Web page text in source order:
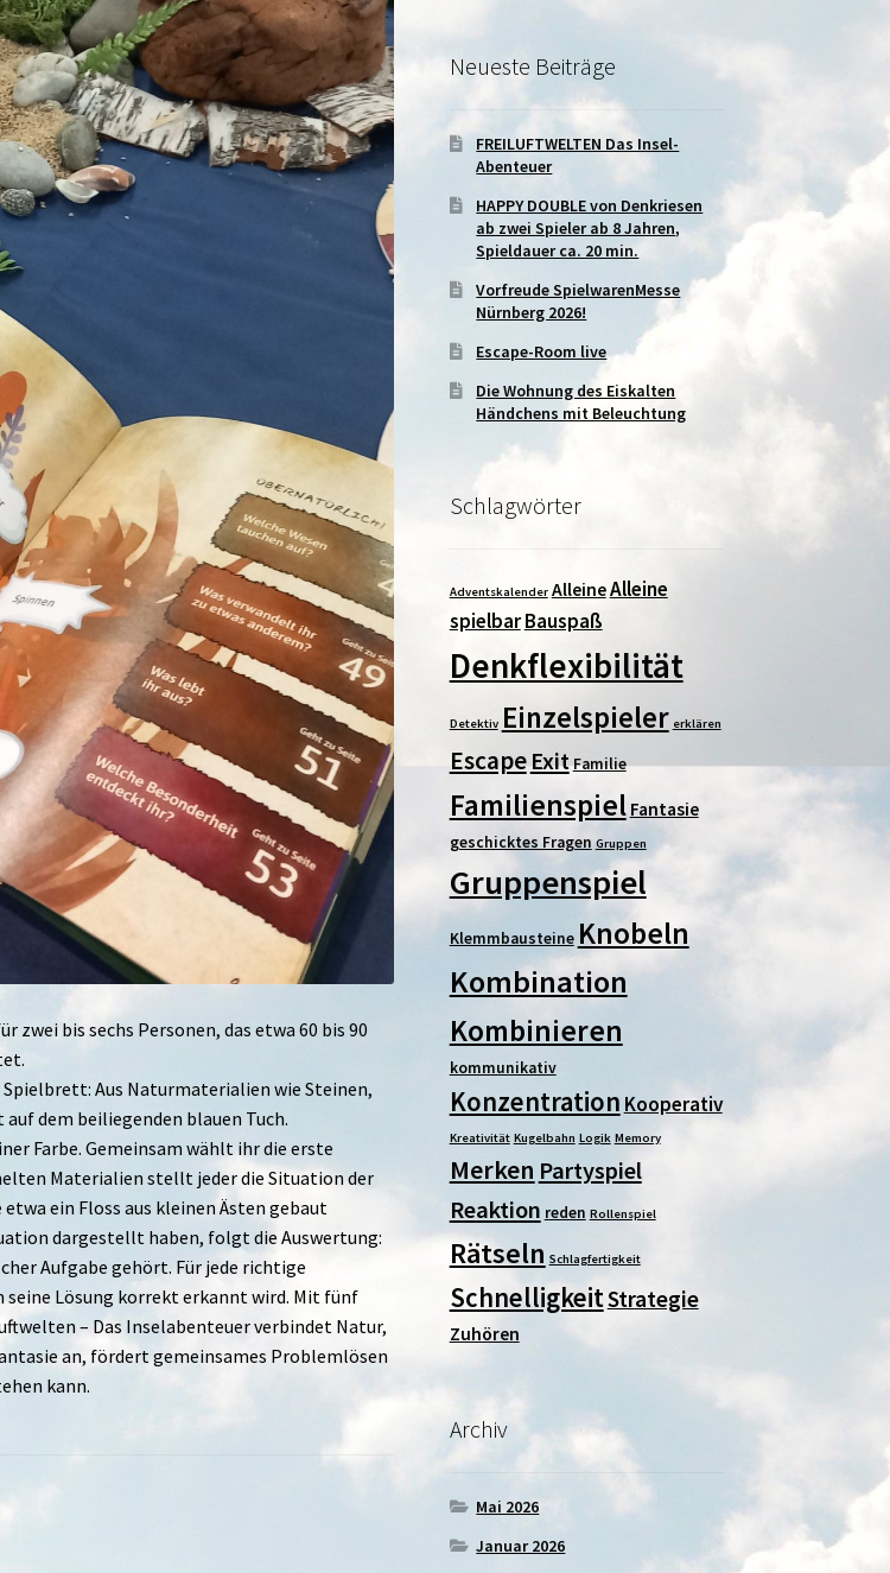
bis sechs Personen, das etwa 60 bis 90
Aus Naturmaterialien wie Steinen,
dem beiliegenden blauen Tuch.
Farbe. Gemeinsam wählt ihr die erste
Materialien stellt jeder die Situation der
ein Floss aus kleinen Ästen gebaut
dargestellt haben, folgt die Auswertung:
Aufgabe gehört. Für jede richtige
seine Lösung korrekt erkannt wird. Mit fünf
– Das Inselabenteuer verbindet Natur,
an, fördert gemeinsames Problemlösen
kann.
Neueste Beiträge
FREILUFTWELTEN Das Insel-
Abenteuer
HAPPY DOUBLE von Denkriesen
ab zwei Spieler ab 8 Jahren,
Spieldauer ca. 20 min.
Vorfreude SpielwarenMesse
Nürnberg 2026!
Escape-Room live
Die Wohnung des Eiskalten
Händchens mit Beleuchtung
Schlagwörter
Adventskalender AlleineAlleine
spielbarBauspaß
Denkflexibilität
Detektiv Einzelspieler erklären
Escape ExitFamilie
Familienspiel Fantasie
geschicktes Fragen Gruppen
Gruppenspiel
Klemmbausteine Knobeln
Kombination
Kombinieren
kommunikativ
Konzentration Kooperativ
Kreativität Kugelbahn Logik Memory
Merken Partyspiel
Reaktion reden Rollenspiel
Rätseln Schlagfertigkeit
SchnelligkeitStrategie
Zuhören
Archiv
Mai 2026
Januar 2026